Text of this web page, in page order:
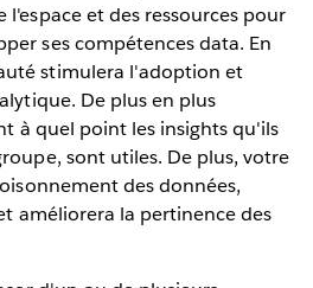
et des ressources pour
ses compétences data. En
stimulera l'adoption et
De plus en plus
à quel point les insights qu'ils
sont utiles. De plus, votre
des données,
améliorera la pertinence des